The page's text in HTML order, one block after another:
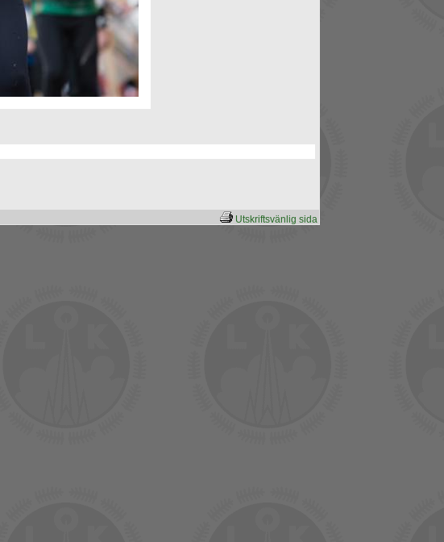
Utskriftsvänlig sida